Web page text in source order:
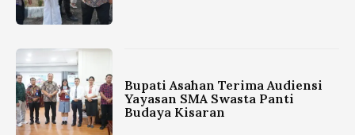
Bupati Asahan Terima Audiensi
Yayasan SMA Swasta Panti
Budaya Kisaran